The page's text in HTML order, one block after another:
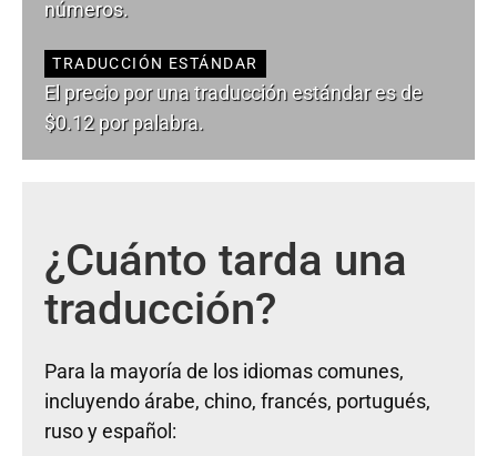
números.
TRADUCCIÓN ESTÁNDAR
El precio por una traducción estándar es de
$0.12 por palabra.
¿Cuánto tarda una
traducción?
Para la mayoría de los idiomas comunes,
incluyendo árabe, chino, francés, portugués,
ruso y español: